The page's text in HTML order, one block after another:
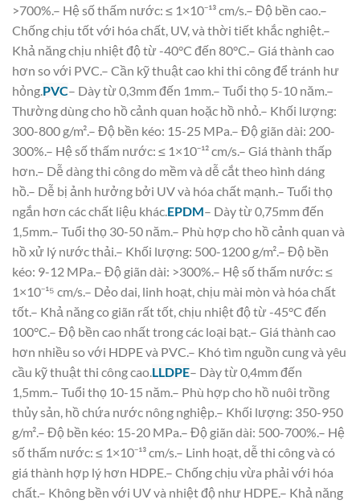
>700%.– Hệ số thấm nước: ≤ 1×10⁻¹³ cm/s.– Độ bền cao.–
Chống chịu tốt với hóa chất, UV, và thời tiết khắc nghiệt.–
Khả năng chịu nhiệt độ từ -40°C đến 80°C.– Giá thành cao
hơn so với PVC.– Cần kỹ thuật cao khi thi công để tránh hư
hỏng.PVC– Dày từ 0,3mm đến 1mm.– Tuổi thọ 5-10 năm.–
Thường dùng cho hồ cảnh quan hoặc hồ nhỏ.– Khối lượng:
300-800 g/m².– Độ bền kéo: 15-25 MPa.– Độ giãn dài: 200-
300%.– Hệ số thấm nước: ≤ 1×10⁻¹² cm/s.– Giá thành thấp
hơn.– Dễ dàng thi công do mềm và dễ cắt theo hình dáng
hồ.– Dễ bị ảnh hưởng bởi UV và hóa chất mạnh.– Tuổi thọ
ngắn hơn các chất liệu khác.EPDM– Dày từ 0,75mm đến
1,5mm.– Tuổi thọ 30-50 năm.– Phù hợp cho hồ cảnh quan và
hồ xử lý nước thải.– Khối lượng: 500-1200 g/m².– Độ bền
kéo: 9-12 MPa.– Độ giãn dài: >300%.– Hệ số thấm nước: ≤
1×10⁻¹⁵ cm/s.– Dẻo dai, linh hoạt, chịu mài mòn và hóa chất
tốt.– Khả năng co giãn rất tốt, chịu nhiệt độ từ -45°C đến
100°C.– Độ bền cao nhất trong các loại bạt.– Giá thành cao
hơn nhiều so với HDPE và PVC.– Khó tìm nguồn cung và yêu
cầu kỹ thuật thi công cao.LLDPE– Dày từ 0,4mm đến
1,5mm.– Tuổi thọ 10-15 năm.– Phù hợp cho hồ nuôi trồng
thủy sản, hồ chứa nước nông nghiệp.– Khối lượng: 350-950
g/m².– Độ bền kéo: 15-20 MPa.– Độ giãn dài: 500-700%.– Hệ
số thấm nước: ≤ 1×10⁻¹³ cm/s.– Linh hoạt, dễ thi công và có
giá thành hợp lý hơn HDPE.– Chống chịu vừa phải với hóa
chất.– Không bền với UV và nhiệt độ như HDPE.– Khả năng